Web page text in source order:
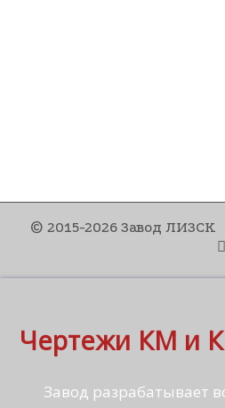
© 2015-2026 Завод ЛИЗСК
Чертежи КМ и
Завод разрабатывает